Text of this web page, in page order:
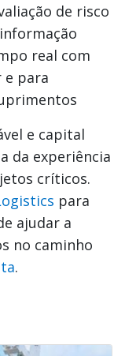
de risco
real com
e para
e capital
da experiência
críticos.
para
ajudar a
no caminho
.